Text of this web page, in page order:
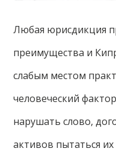
Любая юрисдикция
преимущества и
слабым местом
человеческий
нарушать слово,
активов пытаться их